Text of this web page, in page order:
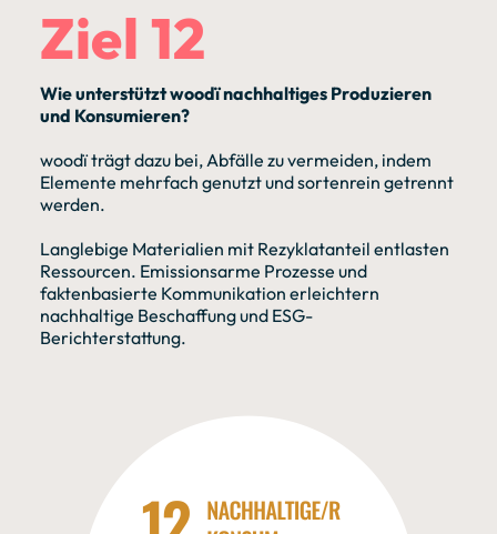
Ziel 12
Wie unterstützt woodï nachhaltiges Produzieren
und Konsumieren?
woodï trägt dazu bei, Abfälle zu vermeiden, indem
Elemente mehrfach genutzt und sortenrein getrennt
werden.
Langlebige Materialien mit Rezyklatanteil entlasten
Ressourcen. Emissionsarme Prozesse und
faktenbasierte Kommunikation erleichtern
nachhaltige Beschaffung und ESG-
Berichterstattung.